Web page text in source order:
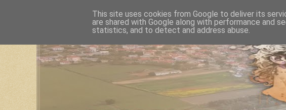
This site uses cookies from Google to deliver its
are shared with Google along with performance and
statistics, and to detect and address abuse.